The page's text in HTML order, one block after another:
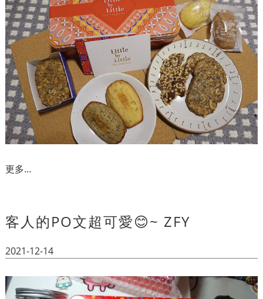
更多...
客人的PO文超可愛😊~ ZFY
2021-12-14